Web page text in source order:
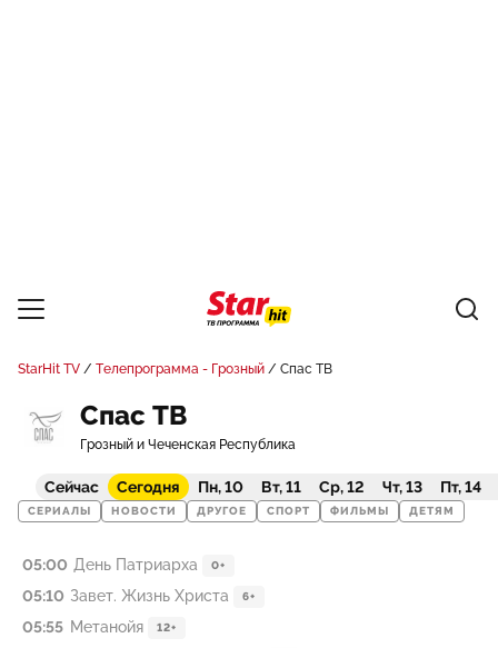
StarHit TV Телепрограмма - Грозный Спас ТВ
Спас ТВ
Грозный и Чеченская Республика
Сейчас Сегодня Пн, 10 Вт, 11 Ср, 12 Чт, 13 Пт, 14
СЕРИАЛЫ НОВОСТИ ДРУГОЕ СПОРТ ФИЛЬМЫ ДЕТЯМ
05:00 День Патриарха 0+
05:10 Завет. Жизнь Христа 6+
05:55 Метанойя 12+